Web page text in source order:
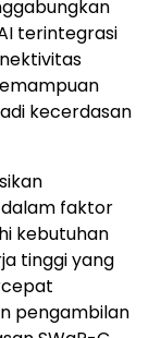
terintegrasi
kecerdasan
dalam faktor
kebutuhan
tinggi yang
pengambilan